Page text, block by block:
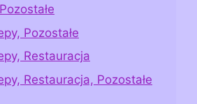
Pozostałe
Restauracja
Restauracja, Pozostałe